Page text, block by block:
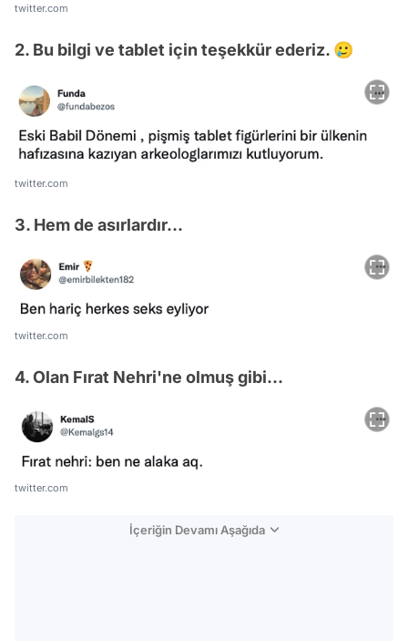
twitter.com
2. Bu bilgi ve tablet için teşekkür ederiz. 🥲
twitter.com
3. Hem de asırlardır...
twitter.com
4. Olan Fırat Nehri'ne olmuş gibi...
twitter.com
İçeriğin Devamı Aşağıda